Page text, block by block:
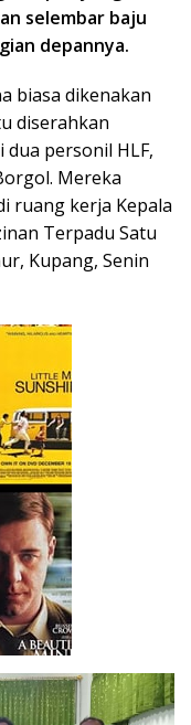
selembar baju
depannya.
biasa dikenakan
diserahkan
dua personil HLF,
Mereka
ruang kerja Kepala
Terpadu Satu
Kupang, Senin